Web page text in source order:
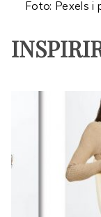
Foto: Pexels i